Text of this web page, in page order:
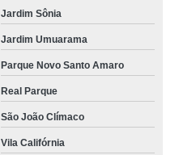
Jardim Sônia
Jardim Umuarama
Parque Novo Santo Amaro
Real Parque
São João Clímaco
Vila Califórnia